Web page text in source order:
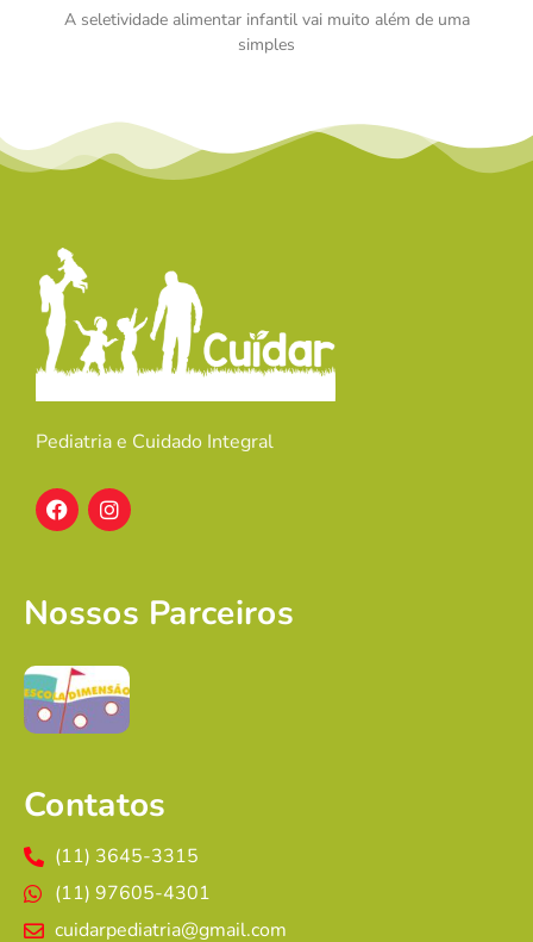
A seletividade alimentar infantil vai muito além de uma
simples
Pediatria e Cuidado Integral
Nossos Parceiros
Contatos
(11) 3645-3315
(11) 97605-4301
cuidarpediatria@gmail.com